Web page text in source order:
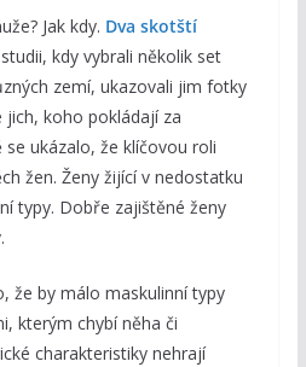
Jak kdy. Dva skotští
kdy vybrali několik set
zemí, ukazovali jim fotky
koho pokládají za
ukázalo, že klíčovou roli
žen. Ženy žijící v nedostatku
typy. Dobře zajištěné ženy
že by málo maskulinní typy
kterým chybí něha či
charakteristiky nehrají